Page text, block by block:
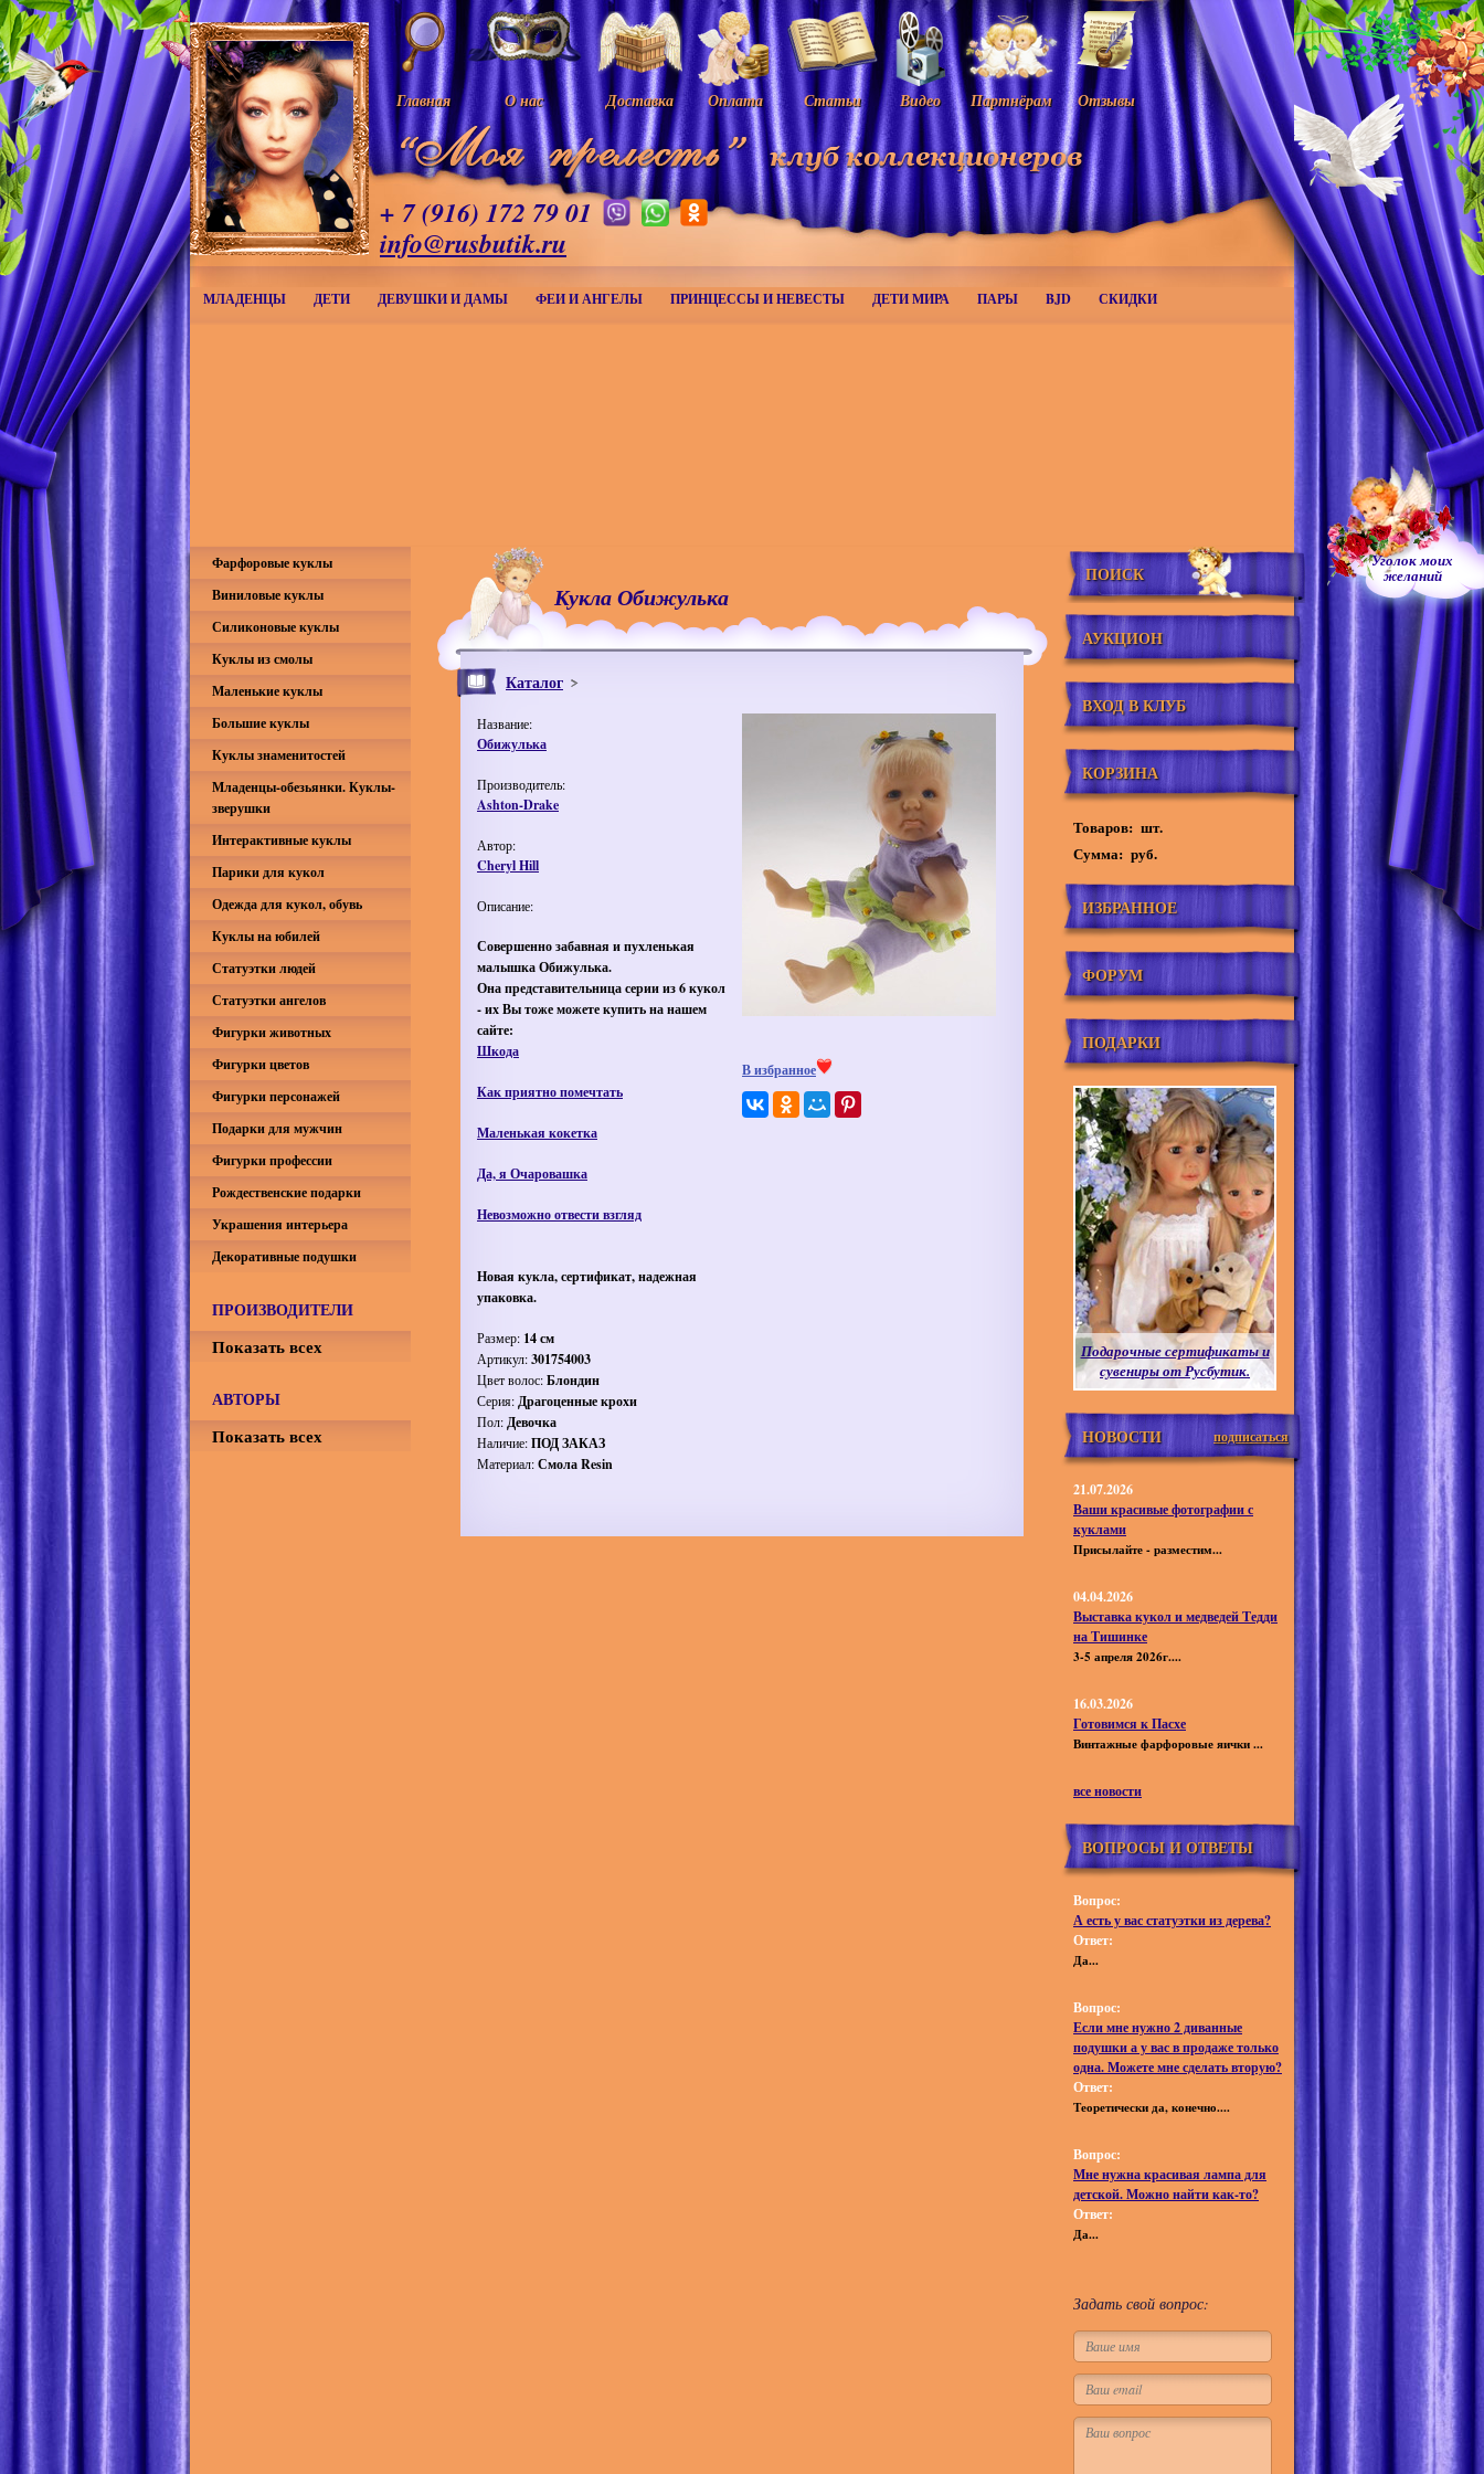
Главная О нас Доставка Оплата Статьи Видео Партнёрам Отзывы
+ 7 (916) 172 79 01
info@rusbutik.ru
МЛАДЕНЦЫ ДЕТИ ДЕВУШКИ И ДАМЫ ФЕИ И АНГЕЛЫ ПРИНЦЕССЫ И НЕВЕСТЫ ДЕТИ МИРА ПАРЫ BJD СКИДКИ
Уголок моих
желаний
Кукла Обижулька
Каталог
Название:
Обижулька
Производитель:
Ashton-Drake
Автор:
Cheryl Hill
Описание:
Совершенно забавная и пухленькая
малышка Обижулька.
Она представительница серии из 6 кукол
- их Вы тоже можете купить на нашем
сайте:
Шкода
Как приятно помечтать
Маленькая кокетка
Да, я Очаровашка
Невозможно отвести взгляд
Новая кукла, сертификат, надежная
упаковка.
Размер: 14 см
Артикул:301754003
Цвет волос:Блондин
Серия:Драгоценные крохи
Пол:Девочка
Наличие:ПОД ЗАКАЗ
Материал:Смола Resin
В избранное
Фарфоровые куклы
Виниловые куклы
Силиконовые куклы
Куклы из смолы
Маленькие куклы
Большие куклы
Куклы знаменитостей
Младенцы-обезьянки. Куклы-
зверушки
Интерактивные куклы
Парики для кукол
Одежда для кукол, обувь
Куклы на юбилей
Статуэтки людей
Статуэтки ангелов
Фигурки животных
Фигурки цветов
Фигурки персонажей
Подарки для мужчин
Фигурки профессии
Рождественские подарки
Украшения интерьера
Декоративные подушки
ПРОИЗВОДИТЕЛИ
Показать всех
АВТОРЫ
Показать всех
ПОИСК
АУКЦИОН
ВХОД В КЛУБ
КОРЗИНА
Товаров: шт.
Сумма: руб.
ИЗБРАННОЕ
ФОРУМ
ПОДАРКИ
Подарочные сертификаты и
сувениры от Русбутик.
НОВОСТИ подписаться
21.07.2026
Ваши красивые фотографии с
куклами
Присылайте - разместим...
04.04.2026
Выставка кукол и медведей Тедди
на Тишинке
3-5 апреля 2026г....
16.03.2026
Готовимся к Пасхе
Винтажные фарфоровые яички ...
все новости
ВОПРОСЫ И ОТВЕТЫ
Вопрос:
А есть у вас статуэтки из дерева?
Ответ:
Да...
Вопрос:
Если мне нужно 2 диванные
подушки а у вас в продаже только
одна. Можете мне сделать вторую?
Ответ:
Теоретически да, конечно....
Вопрос:
Мне нужна красивая лампа для
детской. Можно найти как-то?
Ответ:
Да...
Задать свой вопрос: